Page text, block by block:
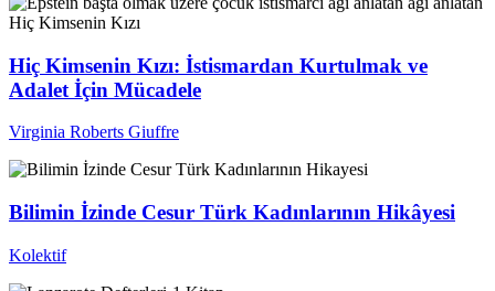
Hiç Kimsenin Kızı: İstismardan Kurtulmak ve
Adalet İçin Mücadele
Virginia Roberts Giuffre
Bilimin İzinde Cesur Türk Kadınlarının Hikâyesi
Kolektif